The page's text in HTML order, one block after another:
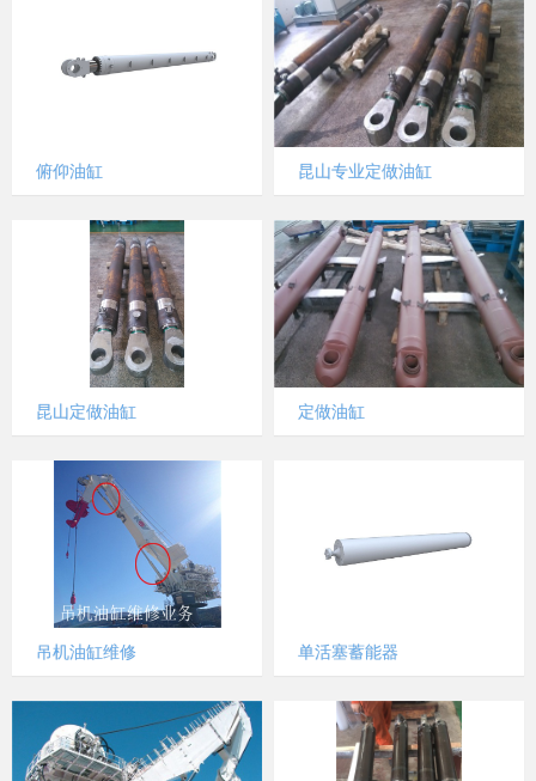
俯仰油缸 昆山专业定做油缸
昆山定做油缸 定做油缸
吊机油缸维修 单活塞蓄能器